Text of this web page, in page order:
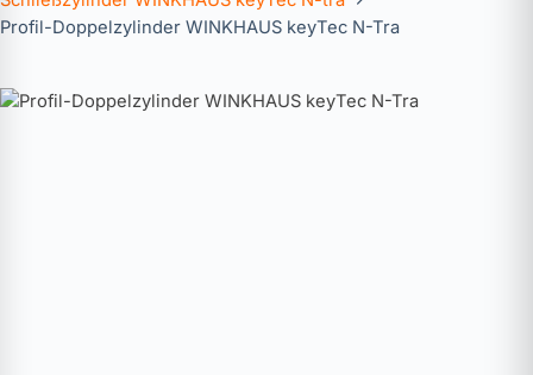
Profil-Doppelzylinder WINKHAUS keyTec N-Tra